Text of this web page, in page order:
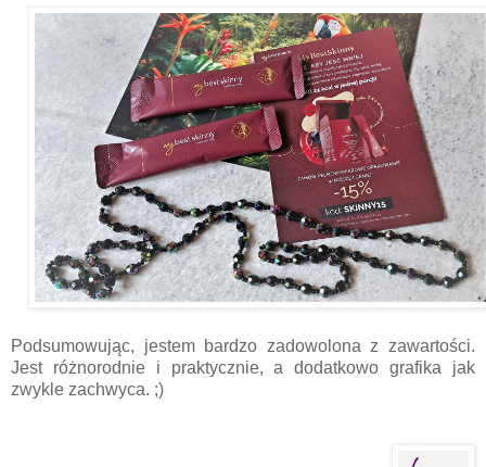
Podsumowując, jestem bardzo zadowolona z zawartości.
Jest różnorodnie i praktycznie, a dodatkowo grafika jak
zwykle zachwyca. ;)